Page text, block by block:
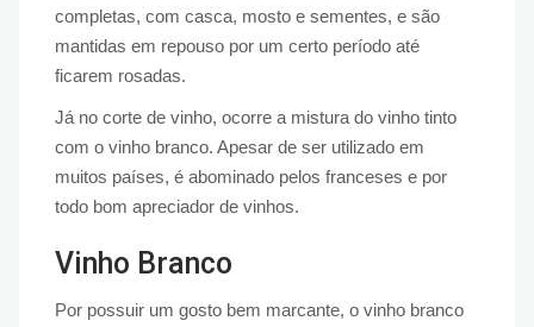
completas, com casca, mosto e sementes, e são
mantidas em repouso por um certo período até
ficarem rosadas.
Já no corte de vinho, ocorre a mistura do vinho tinto
com o vinho branco. Apesar de ser utilizado em
muitos países, é abominado pelos franceses e por
todo bom apreciador de vinhos.
Vinho Branco
Por possuir um gosto bem marcante, o vinho branco